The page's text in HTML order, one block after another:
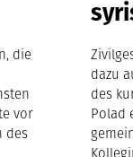
die
vor
des
dazu
des
Polad